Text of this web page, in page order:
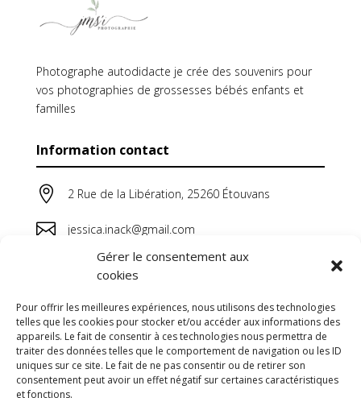
Gérer le consentement aux
cookies
Pour offrir les meilleures expériences, nous utilisons des technologies
telles que les cookies pour stocker et/ou accéder aux informations des
appareils. Le fait de consentir à ces technologies nous permettra de
traiter des données telles que le comportement de navigation ou les ID
uniques sur ce site. Le fait de ne pas consentir ou de retirer son
consentement peut avoir un effet négatif sur certaines caractéristiques
et fonctions.
Photographe autodidacte je crée des souvenirs pour
vos photographies de grossesses bébés enfants et
familles
Information contact
 2 Rue de la Libération, 25260 Étouvans
 jessica.inack@gmail.com
06 64 44 38 20